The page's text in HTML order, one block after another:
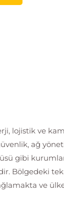
lojistik ve
ağ
gibi
Bölgedeki
ve